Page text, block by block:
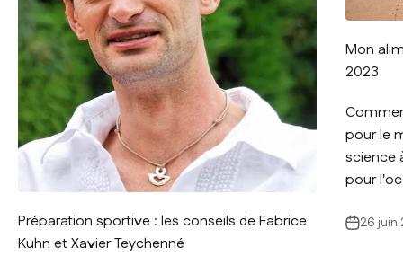
Préparation sportive : les conseils de Fabrice
Kuhn et Xavier Teychenné
Mon
2023
pour le
science
pour
26 juin